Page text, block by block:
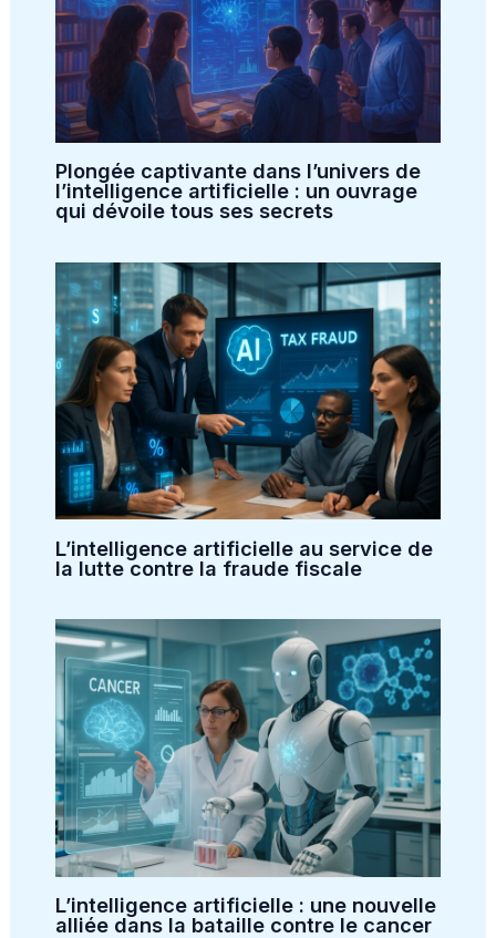
Plongée captivante dans l’univers de
l’intelligence artificielle : un ouvrage
qui dévoile tous ses secrets
L’intelligence artificielle au service de
la lutte contre la fraude fiscale
L’intelligence artificielle : une nouvelle
alliée dans la bataille contre le cancer